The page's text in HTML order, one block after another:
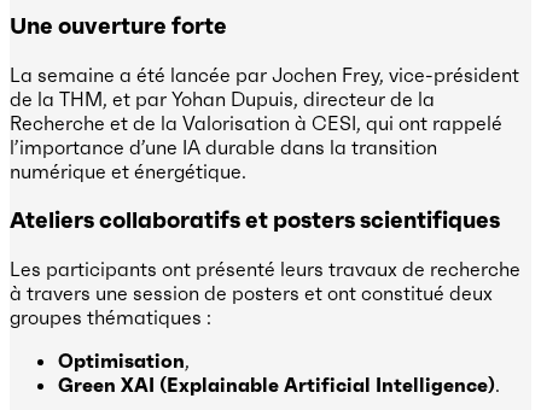
Une ouverture forte
La semaine a été lancée par Jochen Frey, vice-président
de la THM, et par Yohan Dupuis, directeur de la
Recherche et de la Valorisation à CESI, qui ont rappelé
l’importance d’une IA durable dans la transition
numérique et énergétique.
Ateliers collaboratifs et posters scientifiques
Les participants ont présenté leurs travaux de recherche
à travers une session de posters et ont constitué deux
groupes thématiques :
Optimisation,
Green XAI (Explainable Artificial Intelligence).